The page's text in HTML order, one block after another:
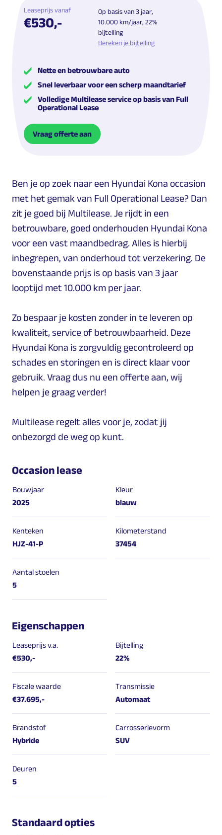
Leaseprijs vanaf
€530,-
Op basis van 3 jaar,
10.000 km/jaar, 22%
bijtelling
Bereken je bijtelling
Nette en betrouwbare auto
Snel leverbaar voor een scherp maandtarief
Volledige Multilease service op basis van Full
Operational Lease
Vraag offerte aan
Ben je op zoek naar een Hyundai Kona occasion
met het gemak van Full Operational Lease? Dan
zit je goed bij Multilease. Je rijdt in een
betrouwbare, goed onderhouden Hyundai Kona
voor een vast maandbedrag. Alles is hierbij
inbegrepen, van onderhoud tot verzekering. De
bovenstaande prijs is op basis van 3 jaar
looptijd met 10.000 km per jaar.
Zo bespaar je kosten zonder in te leveren op
kwaliteit, service of betrouwbaarheid. Deze
Hyundai Kona is zorgvuldig gecontroleerd op
schades en storingen en is direct klaar voor
gebruik. Vraag dus nu een offerte aan, wij
helpen je graag verder!
Multilease regelt alles voor je, zodat jij
onbezorgd de weg op kunt.
Occasion lease
Bouwjaar
2025
Kleur
blauw
Kenteken
HJZ-41-P
Kilometerstand
37454
Aantal stoelen
5
Eigenschappen
Leaseprijs v.a.
€530,-
Bijtelling
22%
Fiscale waarde
€37.695,-
Transmissie
Automaat
Brandstof
Hybride
Carrosserievorm
SUV
Deuren
5
Standaard opties